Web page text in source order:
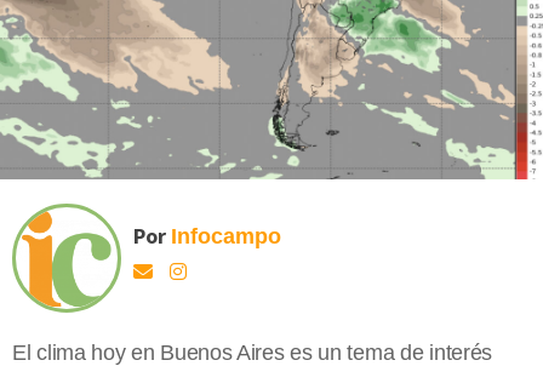
Por Infocampo
El clima hoy en Buenos Aires es un tema de interés